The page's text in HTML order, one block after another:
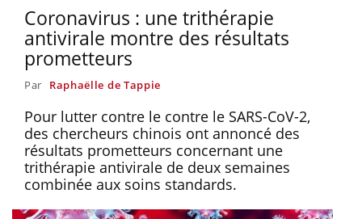
Coronavirus : une trithérapie
antivirale montre des résultats
prometteurs
Par Raphaëlle de Tappie
Pour lutter contre le contre le SARS-CoV-2,
des chercheurs chinois ont annoncé des
résultats prometteurs concernant une
trithérapie antivirale de deux semaines
combinée aux soins standards.